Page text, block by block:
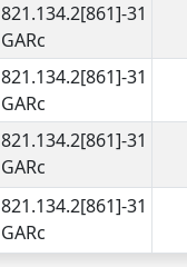
821.134.2[861]-31
GARc
821.134.2[861]-31
GARc
821.134.2[861]-31
GARc
821.134.2[861]-31
GARc